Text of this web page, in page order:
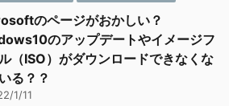
のページがおかしい？
のアップデートやイメージフ
（ISO）がダウンロードできなくな
る？？
1/11